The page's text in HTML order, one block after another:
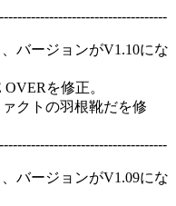
バージョンがV1.10にな
を修正。
クトの羽根靴だを修
バージョンがV1.09にな